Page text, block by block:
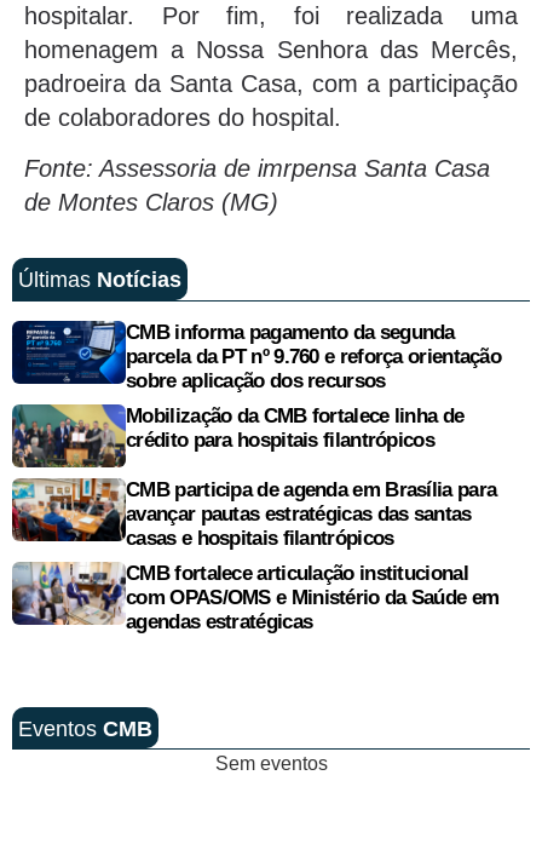
hospitalar. Por fim, foi realizada uma
homenagem a Nossa Senhora das Mercês,
padroeira da Santa Casa, com a participação
de colaboradores do hospital.
Fonte: Assessoria de imrpensa Santa Casa
de Montes Claros (MG)
Últimas Notícias
CMB informa pagamento da segunda
parcela da PT nº 9.760 e reforça orientação
sobre aplicação dos recursos
Mobilização da CMB fortalece linha de
crédito para hospitais filantrópicos
CMB participa de agenda em Brasília para
avançar pautas estratégicas das santas
casas e hospitais filantrópicos
CMB fortalece articulação institucional
com OPAS/OMS e Ministério da Saúde em
agendas estratégicas
Eventos CMB
Sem eventos